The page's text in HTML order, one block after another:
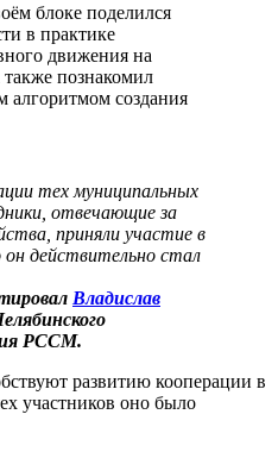
блоке поделился
в практике
движения на
также познакомил
алгоритмом создания
тех муниципальных
отвечающие за
приняли участие в
действительно стал
Владислав
РССМ.
развитию кооперации в
участников оно было